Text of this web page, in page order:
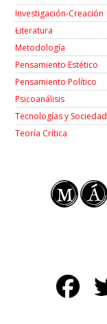
Investigación-Creación
Łiteratura
Metodología
Pensamiento Estético
Pensamiento Político
Psicoanálisis
Tecnologías y Sociedad
Teoría Crítica